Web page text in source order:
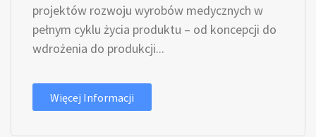
projektów rozwoju wyrobów medycznych w
pełnym cyklu życia produktu – od koncepcji do
wdrożenia do produkcji...
Więcej Informacji